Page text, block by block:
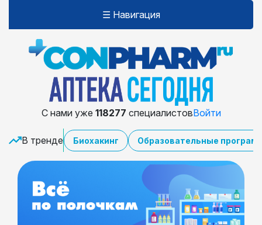
☰ Навигация
С нами уже 118277 специалистовВойти
В тренде Биохакинг Образовательные